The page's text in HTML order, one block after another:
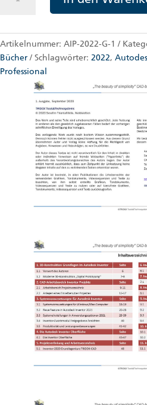
Inventor
–
Grundlagenschulung
Menge
Artikelnummer: AIP-2022-G-1
Bücher
Schlagwörter: 2022,
Professional